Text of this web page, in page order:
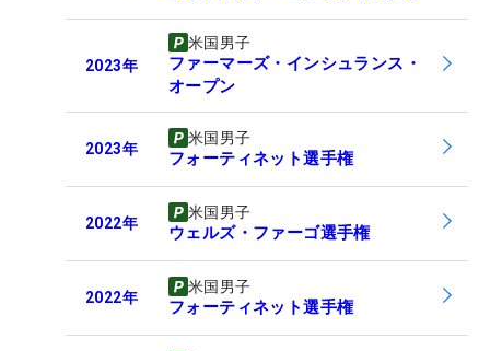
2023年
米国男子
ファーマーズ・インシュランス・
オープン
2023年
米国男子
フォーティネット選手権
2022年
米国男子
ウェルズ・ファーゴ選手権
2022年
米国男子
フォーティネット選手権